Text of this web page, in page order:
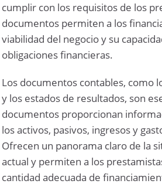
cumplir con los requisitos de los
documentos permiten a los
viabilidad del negocio y su
obligaciones financieras.
Los documentos contables, como
y los estados de resultados, son
documentos proporcionan
los activos, pasivos, ingresos y
Ofrecen un panorama claro de la
actual y permiten a los
cantidad adecuada de